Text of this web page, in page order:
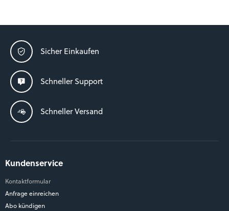
Sicher Einkaufen
Schneller Support
Schneller Versand
Kundenservice
Kontaktformular
Anfrage einreichen
Abo kündigen